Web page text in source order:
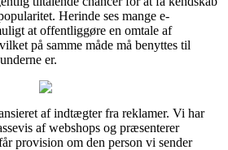
Herinde ses mange e-
at offentliggøre en omtale af
på samme måde må benyttes til
er.
af indtægter fra reklamer. Vi har
af webshops og præsenterer
provision om den person vi sender